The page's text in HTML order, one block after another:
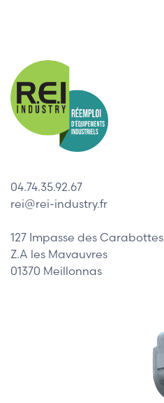
04.74.35.92.67
rei@rei-industry.fr
127 Impasse des Carabottes
Z.A les Mavauvres
01370 Meillonnas